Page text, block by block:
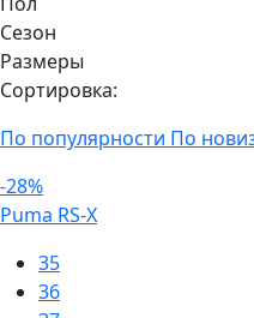
Сезон
Размеры
Сортировка:
По популярности По
-28%
Puma RS-X
35
36